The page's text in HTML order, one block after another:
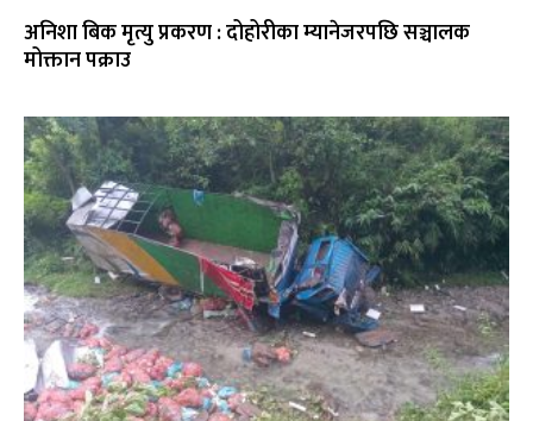
अनिशा बिक मृत्यु प्रकरण : दोहोरीका म्यानेजरपछि सञ्चालक
मोक्तान पक्राउ